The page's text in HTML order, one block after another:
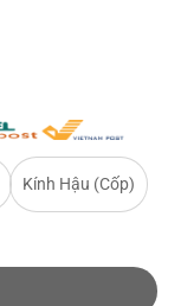
Kính Hậu (Cốp)